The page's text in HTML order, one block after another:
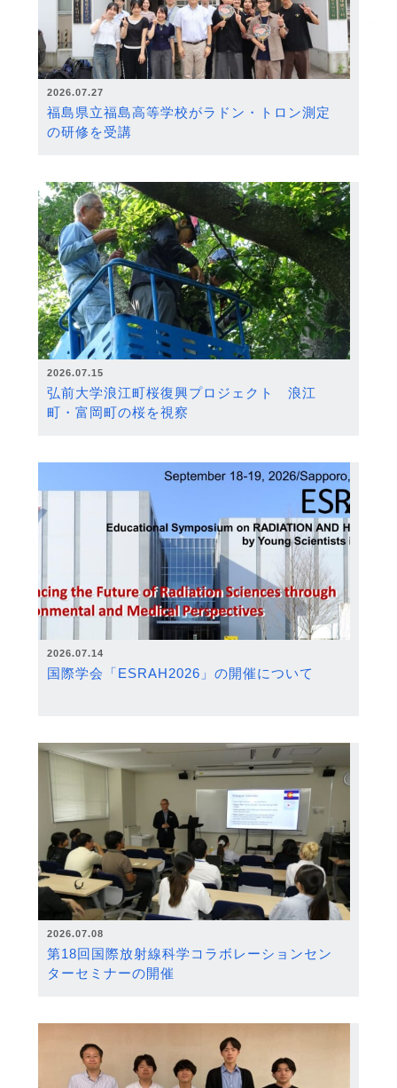
2026.07.27
福島県立福島高等学校がラドン・トロン測定
の研修を受講
2026.07.15
弘前大学浪江町桜復興プロジェクト 浪江
町・富岡町の桜を視察
2026.07.14
国際学会「ESRAH2026」の開催について
2026.07.08
第18回国際放射線科学コラボレーションセン
ターセミナーの開催